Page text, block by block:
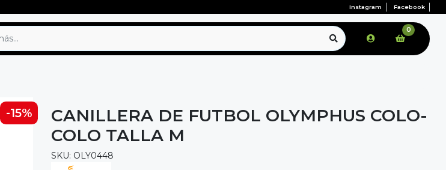
Instagram Facebook
0
-15%
CANILLERA DE FUTBOL OLYMPHUS COLO-
COLO TALLA M
SKU: OLY0448